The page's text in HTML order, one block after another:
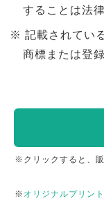
することは法
記載されてい
商標または登
※クリックすると、
※ オリジナルプリン